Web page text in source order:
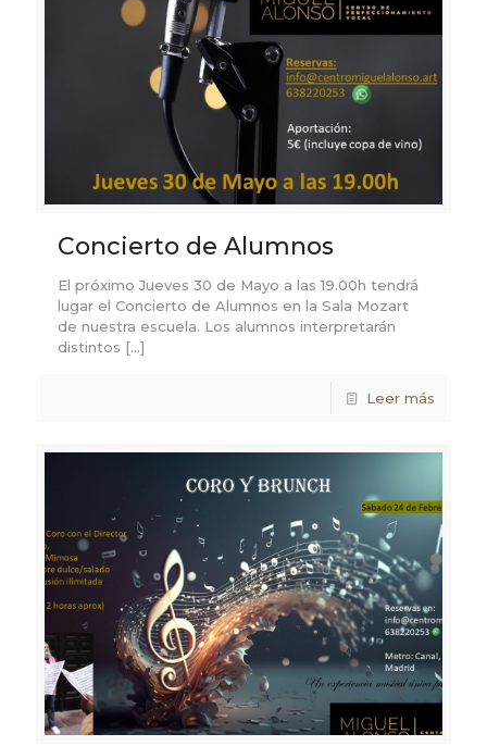
Concierto de Alumnos
El próximo Jueves 30 de Mayo a las 19.00h tendrá
lugar el Concierto de Alumnos en la Sala Mozart
de nuestra escuela. Los alumnos interpretarán
distintos […]
Leer más